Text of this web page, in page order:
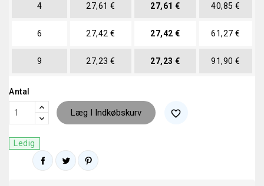
4 27,61 € 27,61 € 40,85 €
6 27,42 € 27,42 € 61,27 €
9 27,23 € 27,23 € 91,90 €
Antal
Læg I Indkøbskurv favorite_border
Ledig